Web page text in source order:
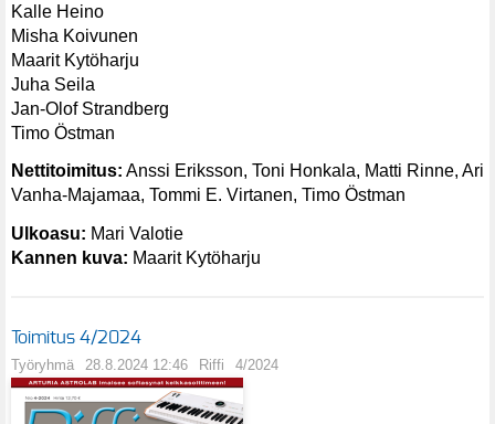
Kalle Heino
Misha Koivunen
Maarit Kytöharju
Juha Seila
Jan-Olof Strandberg
Timo Östman
Nettitoimitus: Anssi Eriksson, Toni Honkala, Matti Rinne, Ari
Vanha-Majamaa, Tommi E. Virtanen, Timo Östman
Ulkoasu: Mari Valotie
Kannen kuva: Maarit Kytöharju
Toimitus 4/2024
Työryhmä 28.8.2024 12:46 Riffi 4/2024